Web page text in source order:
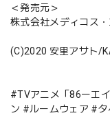
＜発売元＞
株式会社メディコス
(C)2020 安里アサト/
#TVアニメ「86ーエ
ン #ルームウェア #タ